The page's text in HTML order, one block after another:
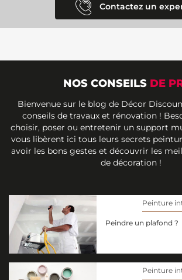
Contactez un
NOS CONSEILS DE
Bienvenue sur le blog de Décor
conseils de travaux et rénovation !
choisir, poser ou entretenir un support
vous libèrent ici tous leurs secrets
avoir les bons gestes et découvrir les
de décoration !
Peinture
Peindre un plafond ?
Peinture